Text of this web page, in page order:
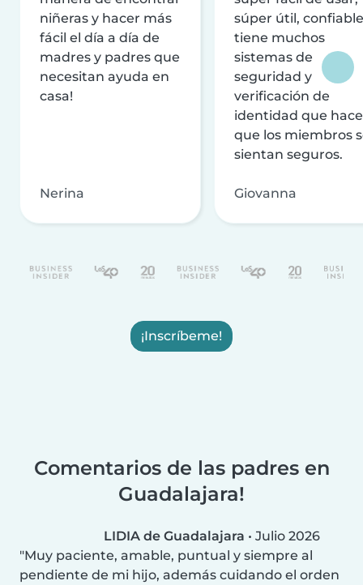
niñeras y hacer más
fácil el día a día de
madres y padres que
necesitan ayuda en
casa!
Nerina
súper útil,
tiene muchos
sistemas de
seguridad y
verificación de
identidad que
que los miembros
sientan seguros.
Giovanna
¡Inscríbeme!
Comentarios de las padres en
Guadalajara!
LIDIA de Guadalajara • Julio 2026
Muy paciente, amable, puntual y siempre al
pendiente de mi hijo, además cuidando el orden